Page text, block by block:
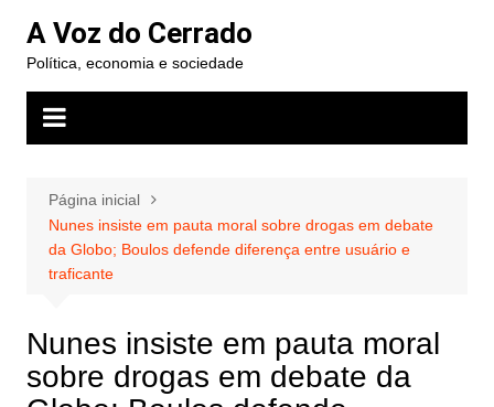
para
conteúdo
A Voz do Cerrado
Política, economia e sociedade
Página inicial
Nunes insiste em pauta moral sobre drogas em debate
da Globo; Boulos defende diferença entre usuário e
traficante
Nunes insiste em pauta moral
sobre drogas em debate da